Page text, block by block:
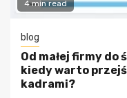
4 min read
blog
Od małej firmy
kiedy warto
kadrami?